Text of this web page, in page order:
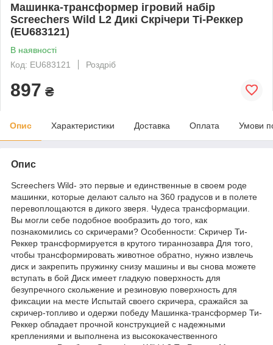
Машинка-трансформер ігровий набір
Screechers Wild L2 Дикі Скрічери Ті-Реккер
(EU683121)
В наявності
Код: EU683121
Роздріб
897 ₴
Опис Характеристики Доставка Оплата Умови
Опис
Screechers Wild- это первые и единственные в своем роде
машинки, которые делают сальто на 360 градусов и в полете
перевоплощаются в дикого зверя. Чудеса трансформации.
Вы могли себе подобное вообразить до того, как
познакомились со скричерами? Особенности: Скричер Ти-
Реккер трансформируется в крутого тираннозавра Для того,
чтобы трансформировать животное обратно, нужно извлечь
диск и закрепить пружинку снизу машины и вы снова можете
вступать в бой Диск имеет гладкую поверхность для
безупречного скольжение и резиновую поверхность для
фиксации на месте Испытай своего скричера, сражайся за
скричер-топливо и одержи победу Машинка-трансформер Ти-
Реккер обладает прочной конструкцией с надежными
креплениями и выполнена из высококачественного